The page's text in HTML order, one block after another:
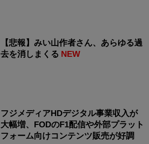
【悲報】みい山作者さん、あらゆる過
去を消しまくる NEW
フジメディアHDデジタル事業収入が
大幅増、FODのF1配信や外部プラット
フォーム向けコンテンツ販売が好調